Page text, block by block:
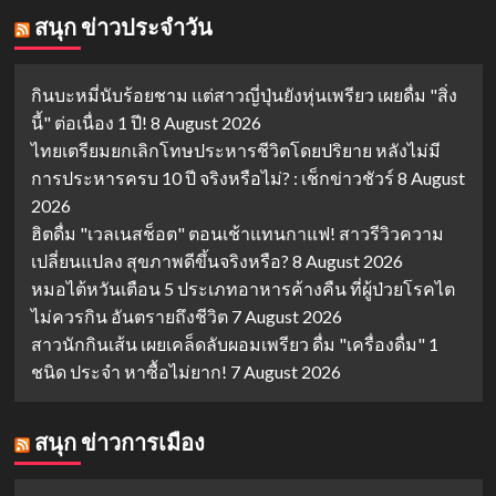
สนุก ข่าวประจำวัน
กินบะหมี่นับร้อยชาม แต่สาวญี่ปุ่นยังหุ่นเพรียว เผยดื่ม "สิ่ง
นี้" ต่อเนื่อง 1 ปี! 8 August 2026
ไทยเตรียมยกเลิกโทษประหารชีวิตโดยปริยาย หลังไม่มี
การประหารครบ 10 ปี จริงหรือไม่? : เช็กข่าวชัวร์ 8 August
2026
ฮิตดื่ม "เวลเนสช็อต" ตอนเช้าแทนกาแฟ! สาวรีวิวความ
เปลี่ยนแปลง สุขภาพดีขึ้นจริงหรือ? 8 August 2026
หมอไต้หวันเตือน 5 ประเภทอาหารค้างคืน ที่ผู้ป่วยโรคไต
ไม่ควรกิน อันตรายถึงชีวิต 7 August 2026
สาวนักกินเส้น เผยเคล็ดลับผอมเพรียว ดื่ม "เครื่องดื่ม" 1
ชนิด ประจำ หาซื้อไม่ยาก! 7 August 2026
สนุก ข่าวการเมือง